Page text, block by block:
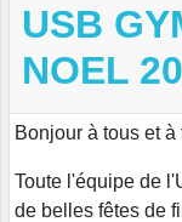
USB
NOEL
Bonjour à tous et à
Toute l'équipe de
de belles fêtes de